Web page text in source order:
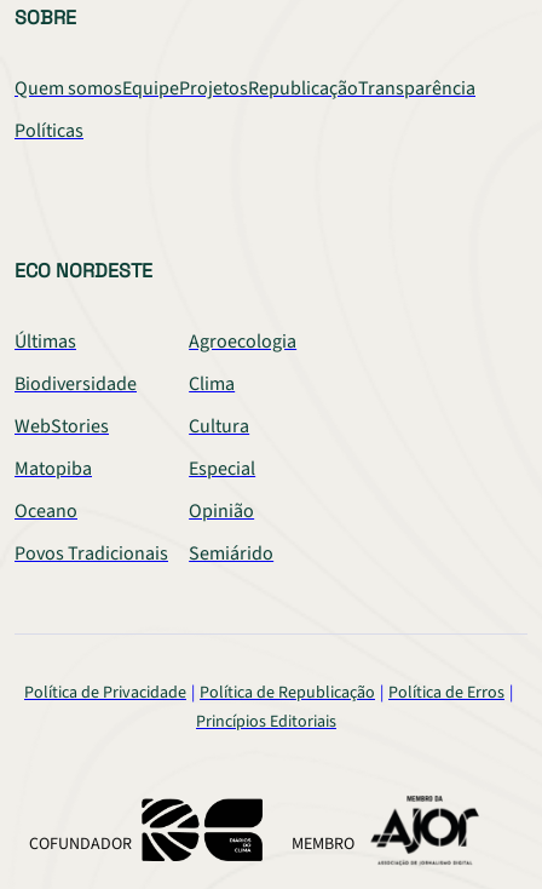
SOBRE
Quem somosEquipeProjetosRepublicaçãoTransparência
Políticas
ECO NORDESTE
Últimas
Agroecologia
Biodiversidade
Clima
WebStories
Cultura
Matopiba
Especial
Oceano
Opinião
Povos Tradicionais
Semiárido
Política de Privacidade Política de Republicação
Política de Erros
Princípios Editoriais
COFUNDADOR MEMBRO